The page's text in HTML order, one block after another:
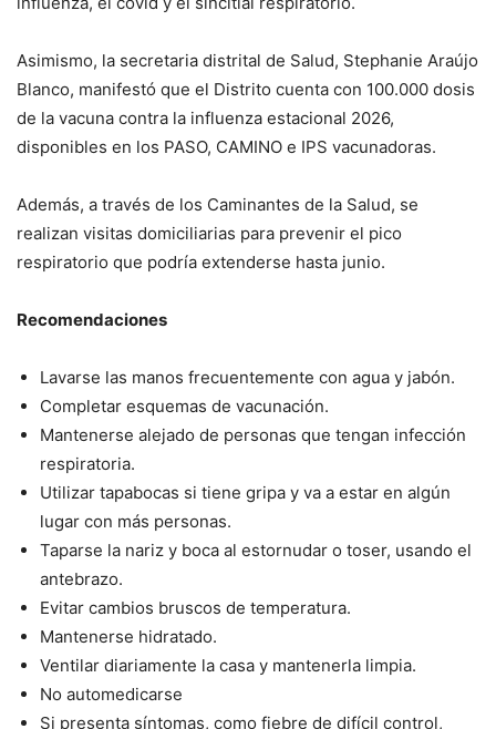
Asimismo, la secretaria distrital de Salud, Stephanie Araújo
Blanco, manifestó que el Distrito cuenta con 100.000 dosis
de la vacuna contra la influenza estacional 2026,
disponibles en los PASO, CAMINO e IPS vacunadoras.
Además, a través de los Caminantes de la Salud, se
realizan visitas domiciliarias para prevenir el pico
respiratorio que podría extenderse hasta junio.
Recomendaciones
Lavarse las manos frecuentemente con agua y jabón.
Completar esquemas de vacunación.
Mantenerse alejado de personas que tengan infección
respiratoria.
Utilizar tapabocas si tiene gripa y va a estar en algún
lugar con más personas.
Taparse la nariz y boca al estornudar o toser, usando el
antebrazo.
Evitar cambios bruscos de temperatura.
Mantenerse hidratado.
Ventilar diariamente la casa y mantenerla limpia.
No automedicarse
Si presenta síntomas, como fiebre de difícil control,